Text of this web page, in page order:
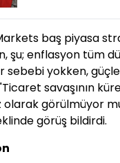
baş piyasa
şu; enflasyon tüm
sebebi yokken,
savaşının
görülmüyor
görüş bildirdi.